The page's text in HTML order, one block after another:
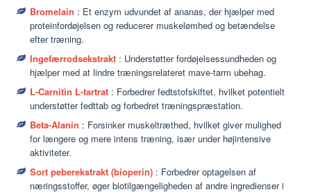
Bromelain : Et enzym udvundet af ananas, der hjælper med
proteinfordøjelsen og reducerer muskelømhed og betændelse
efter træning.
Ingefærrodsekstrakt : Understøtter fordøjelsessundheden og
hjælper med at lindre træningsrelateret mave-tarm ubehag.
L-Carnitin L-tartrat : Forbedrer fedtstofskiftet, hvilket potentielt
understøtter fedttab og forbedret træningspræstation.
Beta-Alanin : Forsinker muskeltræthed, hvilket giver mulighed
for længere og mere intens træning, især under højintensive
aktiviteter.
Sort peberekstrakt (bioperin) : Forbedrer optagelsen af ​​
næringsstoffer, øger biotilgængeligheden af ​​andre ingredienser i